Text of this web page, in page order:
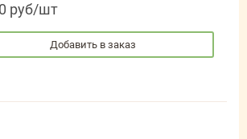
руб/шт
Добавить в заказ